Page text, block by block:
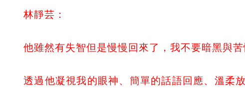
林靜芸：
他雖然有失智但是慢慢回來了，我不要暗黑
透過他凝視我的眼神、簡單的話語回應、溫柔